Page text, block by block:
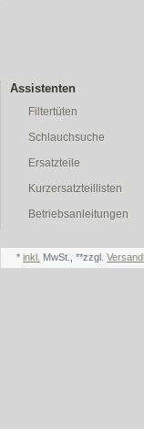
Assistenten
Filtertüten
Schlauchsuche
Ersatzteile
Kurzersatzteillisten
Betriebsanleitungen
* inkl. MwSt., **zzgl.